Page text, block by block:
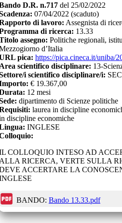
D.R. n.717 del 25/02/2022
07/04/2022 (scaduto)
di lavoro: Assegnista di
di ricerca: 13.33
assegno: Politiche regionali,
d’Italia
pica: https://pica.cineca.it/uniba/
scientifico disciplinare: 13-
i scientifico disciplinare/i:
€ 19.367,00
12 mesi
dipartimento di Scienze politiche
laurea in discipline
discipline economiche
INGLESE
COLLOQUIO INTESO AD
RICERCA, VERTE SULLA
ACCERTARE LA
BANDO: Bando 13.33.pdf